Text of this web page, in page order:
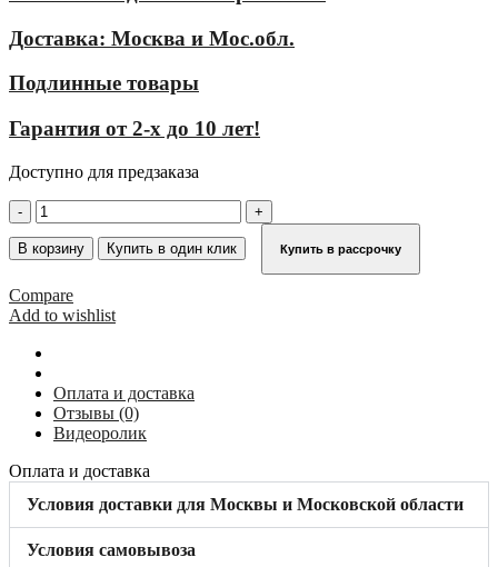
Доставка: Москва и Мос.обл.
Подлинные товары
Гарантия от 2-х до 10 лет!
Доступно для предзаказа
Количество
товара
Опорная
боковины
для
TELEMATIC
левая
KRAUSE
212467
В корзину Купить в один клик Купить в рассрочку
Compare
Add to wishlist
Оплата и доставка
Отзывы (0)
Видеоролик
Оплата и доставка
Условия доставки для Москвы и Московской области
Условия самовывоза